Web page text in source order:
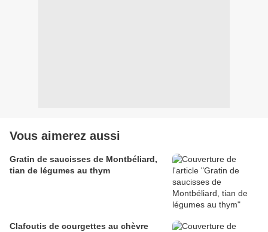
Vous aimerez aussi
Gratin de saucisses de Montbéliard,
tian de légumes au thym
Clafoutis de courgettes au chèvre